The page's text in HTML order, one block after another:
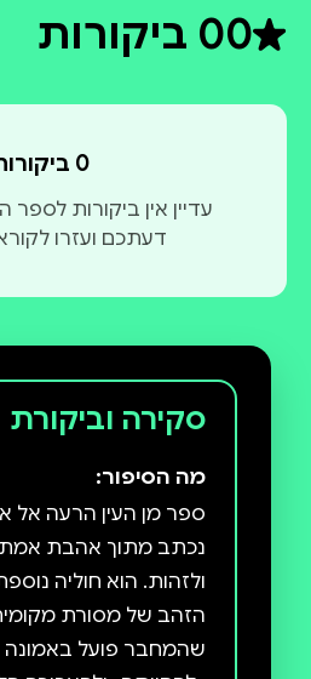
0דירוג ממוצע 0 מתוך 5
0 ביקורות
0 ביקורות
עדיין אין ביקורות
דעתכם ועזרו
סקירה וביקורת
מה הסיפור:
ספר מן העין הרעה אל
נכתב מתוך אהבת אמת
ולזהות. הוא חוליה
הזהב של מסורת
שהמחבר פועל